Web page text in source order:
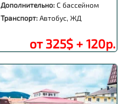
Дополнительно:С бассейном
Транспорт:Автобус, ЖД
от 325$ + 120р.